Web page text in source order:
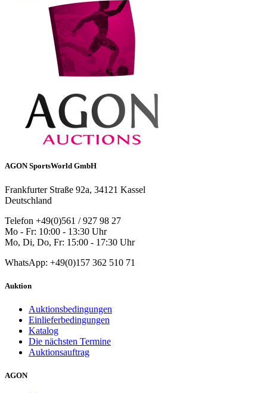
AGON SportsWorld GmbH
Frankfurter Straße 92a, 34121 Kassel
Deutschland
Telefon +49(0)561 / 927 98 27
Mo - Fr: 10:00 - 13:30 Uhr
Mo, Di, Do, Fr: 15:00 - 17:30 Uhr
WhatsApp: +49(0)157 362 510 71
Auktion
Auktionsbedingungen
Einlieferbedingungen
Katalog
Die nächsten Termine
Auktionsauftrag
AGON